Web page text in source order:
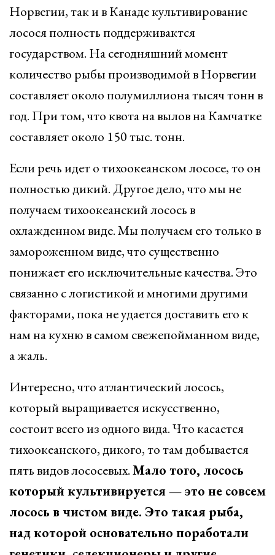
Норвегии, так и в Канаде культивирование
лосося полность поддерживактся
государством. На сегодняшний момент
количество рыбы производимой в Норвегии
составляет около полумиллиона тысяч тонн в
год. При том, что квота на вылов на Камчатке
составляет около 150 тыс. тонн.
Если речь идет о тихоокеанском лососе, то он
полностью дикий. Другое дело, что мы не
получаем тихоокеанский лосось в
охлажденном виде. Мы получаем его только в
замороженном виде, что существенно
понижает его исключительные качества. Это
связанно с логистикой и многими другими
факторами, пока не удается доставить его к
нам на кухню в самом свежепойманном виде,
а жаль.
Интересно, что атлантический лосось,
который выращивается искусственно,
состоит всего из одного вида. Что касается
тихоокеанского, дикого, то там добывается
пять видов лососевых.Мало того, лосось
который культивируется — это не совсем
лосось в чистом виде. Это такая рыба,
над которой основательно поработали